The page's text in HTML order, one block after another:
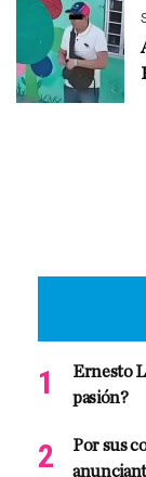
Ernesto
pasión?
Por sus